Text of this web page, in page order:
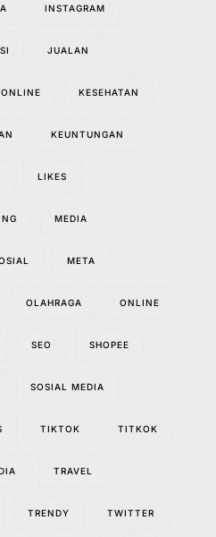
INSTAGRAM
JUALAN
KESEHATAN
KEUNTUNGAN
LIKES
MEDIA
META
OLAHRAGA ONLINE
SEO SHOPEE
SOSIAL MEDIA
TIKTOK TITKOK
TRAVEL
TRENDY TWITTER